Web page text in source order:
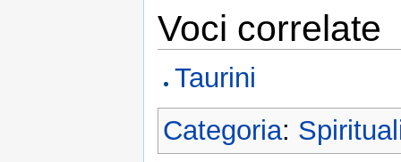
Voci correlate
Taurini
Categoria: